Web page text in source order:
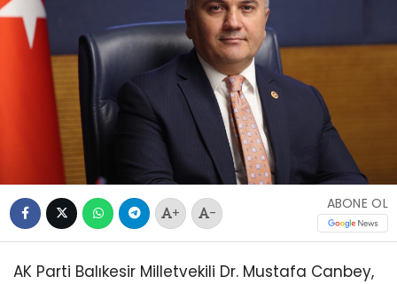
+ -
ABONE OL
AK Parti Balıkesir Milletvekili Dr. Mustafa Canbey,